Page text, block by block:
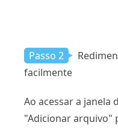
Passo 2
facilmente
Ao acessar a janela
"Adicionar arquivo"